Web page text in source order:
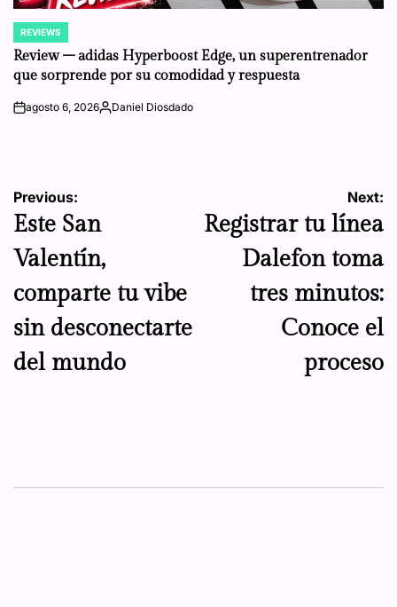
POSTED
IN
REVIEWS
Review – adidas Hyperboost Edge, un superentrenador
que sorprende por su comodidad y respuesta
onagosto 6, 2026Posted
Daniel Diosdado
Navegación
de
entradas
Previous:
Este San
Valentín,
comparte tu vibe
sin desconectarte
del mundo
Next:
Registrar tu línea
Dalefon toma
tres minutos:
Conoce el
proceso